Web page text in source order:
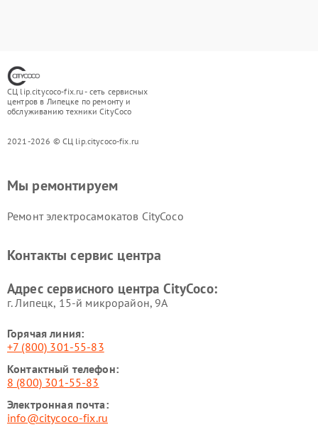
СЦ lip.citycoco-fix.ru - сеть сервисных
центров в Липецке по ремонту и
обслуживанию техники CityCoco
2021-2026 © СЦ lip.citycoco-fix.ru
Мы ремонтируем
Ремонт электросамокатов CityCoco
Контакты сервис центра
Адрес сервисного центра CityCoco:
г. Липецк, 15-й микрорайон, 9А
Горячая линия:
+7 (800) 301-55-83
Контактный телефон:
8 (800) 301-55-83
Электронная почта:
info@citycoco-fix.ru